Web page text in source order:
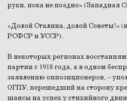
руки, пока не поздно» (Западная
«Долой Сталина, долой Советы!»
РСФСР и УССР).
В некоторых регионах
партии с 1918 года, а в одном
заявлению оппозиционеров, –
ОГПУ, перешедший на сторону
шансы на успех у стихийного